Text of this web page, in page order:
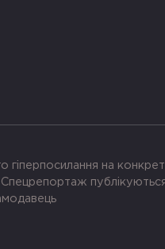
гіперпосилання на